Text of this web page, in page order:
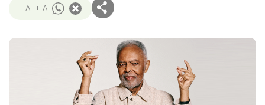
- A + A